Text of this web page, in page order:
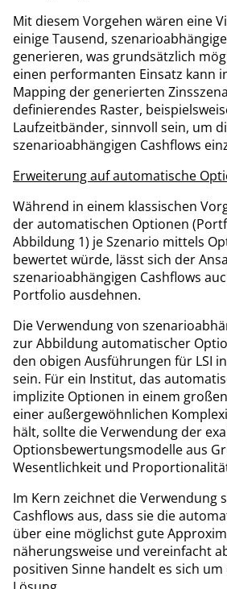
Mit diesem Vorgehen wären eine
einige Tausend,
generieren, was grundsätzlich
einen performanten Einsatz kann
Mapping der generierten
definierendes Raster,
Laufzeitbänder, sinnvoll sein, um
szenarioabhängigen Cashflows
Erweiterung auf automatische
Während in einem klassischen
der automatischen Optionen
Abbildung 1) je Szenario mittels
bewertet würde, lässt sich der
szenarioabhängigen Cashflows
Portfolio ausdehnen.
Die Verwendung von
zur Abbildung automatischer
den obigen Ausführungen für LSI
sein. Für ein Institut, das
implizite Optionen in einem
einer außergewöhnlichen
hält, sollte die Verwendung der
Optionsbewertungsmodelle aus
Wesentlichkeit und
Im Kern zeichnet die Verwendung
Cashflows aus, dass sie die
über eine möglichst gute
näherungsweise und vereinfacht
positiven Sinne handelt es sich um